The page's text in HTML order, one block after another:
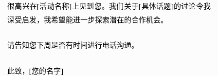
很高兴在[活动名称]上见到您。我们关于[具体话题]的讨论令我
深受启发，我希望能进一步探索潜在的合作机会。
请告知您下周是否有时间进行电话沟通。
此致，[您的名字]